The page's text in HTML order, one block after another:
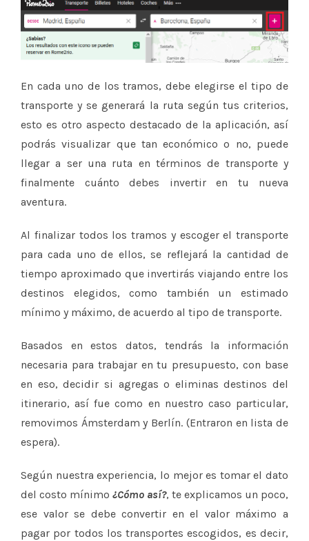
En cada uno de los tramos, debe elegirse el tipo de
transporte y se generará la ruta según tus criterios,
esto es otro aspecto destacado de la aplicación, así
podrás visualizar que tan económico o no, puede
llegar a ser una ruta en términos de transporte y
finalmente cuánto debes invertir en tu nueva
aventura.
Al finalizar todos los tramos y escoger el transporte
para cada uno de ellos, se reflejará la cantidad de
tiempo aproximado que invertirás viajando entre los
destinos elegidos, como también un estimado
mínimo y máximo, de acuerdo al tipo de transporte.
Basados en estos datos, tendrás la información
necesaria para trabajar en tu presupuesto, con base
en eso, decidir si agregas o eliminas destinos del
itinerario, así fue como en nuestro caso particular,
removimos Ámsterdam y Berlín. (Entraron en lista de
espera).
Según nuestra experiencia, lo mejor es tomar el dato
del costo mínimo ¿Cómo así?, te explicamos un poco,
ese valor se debe convertir en el valor máximo a
pagar por todos los transportes escogidos, es decir,